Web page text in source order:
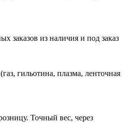
заказов из наличия и под заказ
гильотина, плазма, ленточная
Точный вес, через